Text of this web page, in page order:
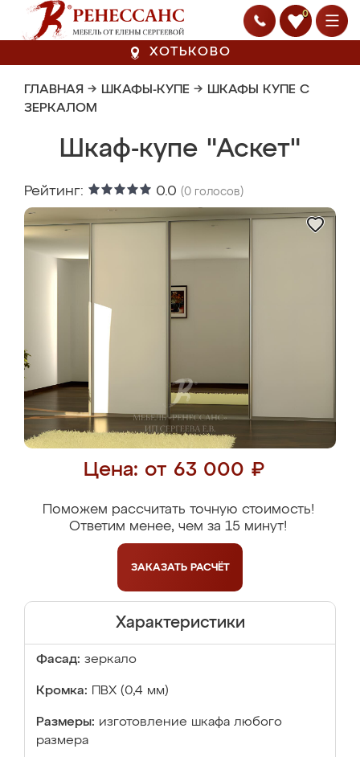
0
ХОТЬКОВО
ГЛАВНАЯ → ШКАФЫ-КУПЕ → ШКАФЫ КУПЕ С
ЗЕРКАЛОМ
Шкаф-купе "Аскет"
Рейтинг: 0.0 (0 голосов)
Цена: от 63 000 ₽
Поможем рассчитать точную стоимость!
Ответим менее, чем за 15 минут!
ЗАКАЗАТЬ РАСЧЁТ
Характеристики
Фасад: зеркало
Кромка: ПВХ (0,4 мм)
Размеры: изготовление шкафа любого
размера